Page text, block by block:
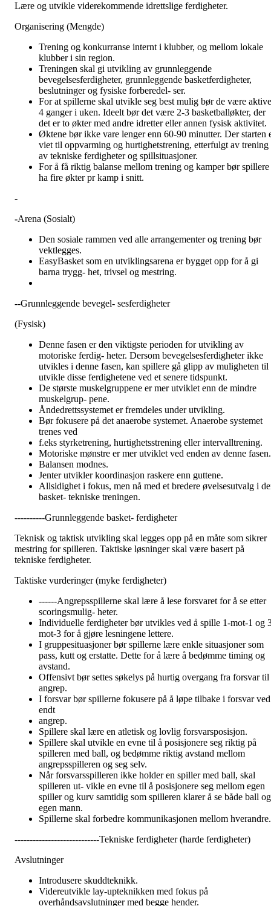
Lære og utvikle viderekommende idrettslige ferdigheter.
Organisering (Mengde)
Trening og konkurranse internt i klubber, og mellom lokale
klubber i sin region.
Treningen skal gi utvikling av grunnleggende
bevegelsesferdigheter, grunnleggende basketferdigheter,
beslutninger og fysiske forberedel- ser.
For at spillerne skal utvikle seg best mulig bør de være aktive
4 ganger i uken. Ideelt bør det være 2-3 basketballøkter, der
det er to økter med andre idretter eller annen fysisk aktivitet.
Øktene bør ikke vare lenger enn 60-90 minutter. Der starten
viet til oppvarming og hurtighetstrening, etterfulgt av trening
av tekniske ferdigheter og spillsituasjoner.
For å få riktig balanse mellom trening og kamper bør spillere
ha fire økter pr kamp i snitt.
-
-Arena (Sosialt)
Den sosiale rammen ved alle arrangementer og trening bør
vektlegges.
EasyBasket som en utviklingsarena er bygget opp for å gi
barna trygg- het, trivsel og mestring.
--Grunnleggende bevegel- sesferdigheter
(Fysisk)
Denne fasen er den viktigste perioden for utvikling av
motoriske ferdig- heter. Dersom bevegelsesferdigheter ikke
utvikles i denne fasen, kan spillere gå glipp av muligheten til
utvikle disse ferdighetene ved et senere tidspunkt.
De største muskelgruppene er mer utviklet enn de mindre
muskelgrup- pene.
Åndedrettssystemet er fremdeles under utvikling.
Bør fokusere på det anaerobe systemet. Anaerobe systemet
trenes ved
f.eks styrketrening, hurtighetsstrening eller intervalltrening.
Motoriske mønstre er mer utviklet ved enden av denne fasen.
Balansen modnes.
Jenter utvikler koordinasjon raskere enn guttene.
Allsidighet i fokus, men nå med et bredere øvelsesutvalg i
basket- tekniske treningen.
----------Grunnleggende basket- ferdigheter
Teknisk og taktisk utvikling skal legges opp på en måte som sikrer
mestring for spilleren. Taktiske løsninger skal være basert på
tekniske ferdigheter.
Taktiske vurderinger (myke ferdigheter)
------Angrepsspillerne skal lære å lese forsvaret for å se etter
scoringsmulig- heter.
Individuelle ferdigheter bør utvikles ved å spille 1-mot-1 og
mot-3 for å gjøre lesningene lettere.
I gruppesituasjoner bør spillerne lære enkle situasjoner som
pass, kutt og erstatte. Dette for å lære å bedømme timing og
avstand.
Offensivt bør settes søkelys på hurtig overgang fra forsvar til
angrep.
I forsvar bør spillerne fokusere på å løpe tilbake i forsvar ved
endt
angrep.
Spillere skal lære en atletisk og lovlig forsvarsposisjon.
Spillere skal utvikle en evne til å posisjonere seg riktig på
spilleren med ball, og bedømme riktig avstand mellom
angrepsspilleren og seg selv.
Når forsvarsspilleren ikke holder en spiller med ball, skal
spilleren ut- vikle en evne til å posisjonere seg mellom egen
spiller og kurv samtidig som spilleren klarer å se både ball og
egen mann.
Spillerne skal forbedre kommunikasjonen mellom hverandre.
----------------------------Tekniske ferdigheter (harde ferdigheter)
Avslutninger
Introdusere skuddteknikk.
Videreutvikle lay-upteknikken med fokus på
overhåndsavslutninger med begge hender.